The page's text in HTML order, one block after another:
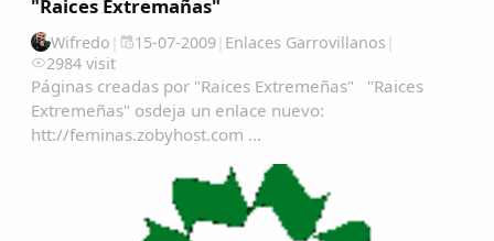
"Raices Extremañas"
Wifredo | 15-07-2009| Enlaces Garrovillanos |
2984 visit
Páginas creadas por "Raices Extremeñas" "Raices
Extremeñas" osdeja un enlace nuevo:
htt://feminas.zobyhost.com ...